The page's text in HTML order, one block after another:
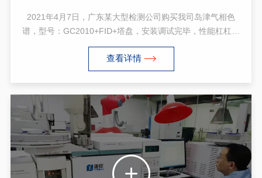
2021年4月7日，广东某大型检测公司购买我司岛津气相色
谱，型号：GC2010+FID+塔盘，安装调试完毕，性能杠杠的
感谢客户认可与支持！
查看详情